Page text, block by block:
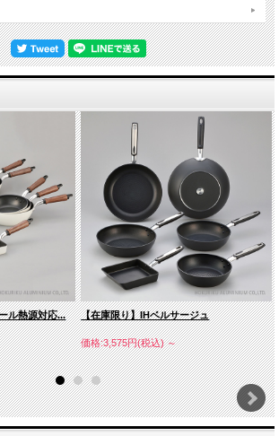
ル熱源対応... 【在庫限り】IHベルサージュ
価格:3,575円(税込)～